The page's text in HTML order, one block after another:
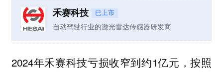
禾赛科技 已上市
自动驾驶行业的激光雷达传感器研发商
2024年禾赛科技亏损收窄到约1亿元，按照